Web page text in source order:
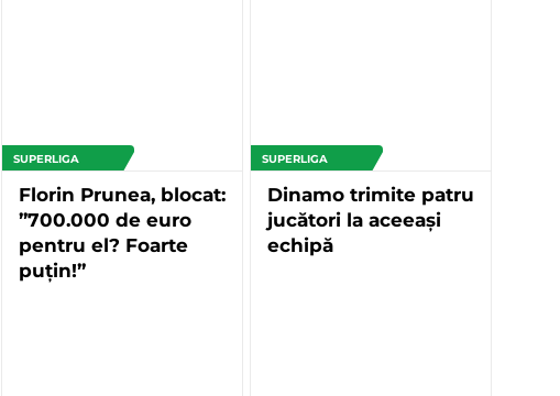
SUPERLIGA
Florin Prunea, blocat:
”700.000 de euro
pentru el? Foarte
puțin!”
SUPERLIGA
Dinamo trimite patru
jucători la aceeași
echipă